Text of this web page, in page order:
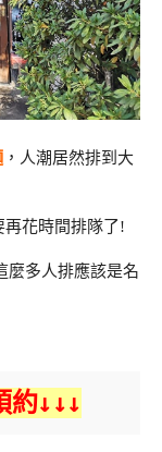
，人潮居然排到大
花時間排隊了!
麼多人排應該是名
約↓↓↓